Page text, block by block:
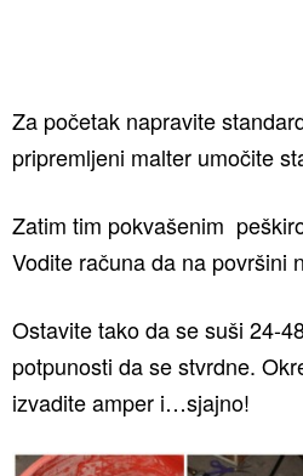
Za početak napravite
pripremljeni malter umočite
Zatim tim pokvašenim
Vodite računa da na površini
Ostavite tako da se suši 24-
potpunosti da se stvrdne.
izvadite amper i…sjajno!